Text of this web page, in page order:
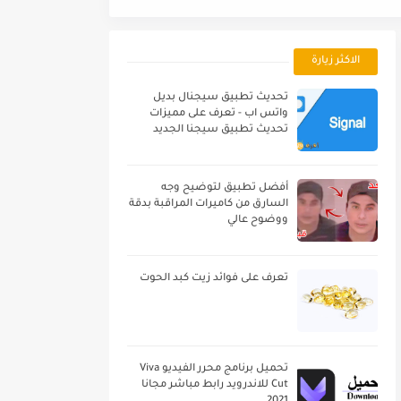
الاكثر زيارة
تحديث تطبيق سيجنال بديل
واتس اب - تعرف على مميزات
تحديث تطبيق سيجنا الجديد
أفضل تطبيق لتوضيح وجه
السارق من كاميرات المراقبة بدقة
ووضوح عالي
تعرف على فوائد زيت كبد الحوت
تحميل برنامج محرر الفيديو Viva
Cut للاندرويد رابط مباشر مجانا